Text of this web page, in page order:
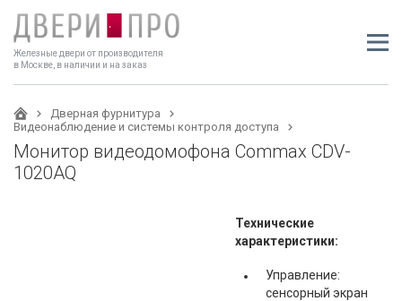
Железные двери от производителя
в Москве, в наличии и на заказ
Дверная фурнитура
Видеонаблюдение и системы контроля доступа
Монитор видеодомофона Commax CDV-
1020AQ
Технические
характеристики:
Управление:
сенсорный экран